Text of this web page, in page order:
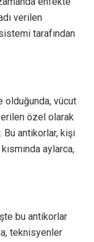
verilen
tarafından
vücut
özel olarak
Bu antikorlar, kişi
aylarca,
bu antikorlar
teknisyenler